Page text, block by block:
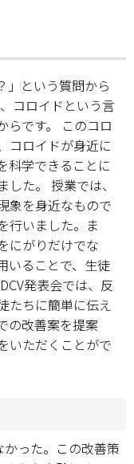
」という質問から
コロイドという言
らです。 このコロ
コロイドが身近に
科学できることに
た。 授業では、
象を身近なもので
行いました。ま
にがりだけでな
いることで、生徒
発表会では、反
たちに簡単に伝え
の改善案を提案
いただくことがで
った。この改善策